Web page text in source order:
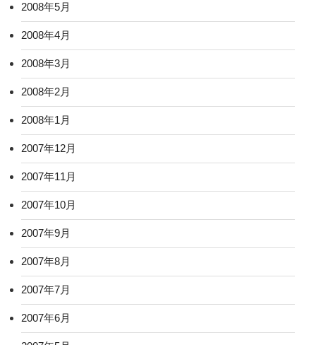
2008年5月
2008年4月
2008年3月
2008年2月
2008年1月
2007年12月
2007年11月
2007年10月
2007年9月
2007年8月
2007年7月
2007年6月